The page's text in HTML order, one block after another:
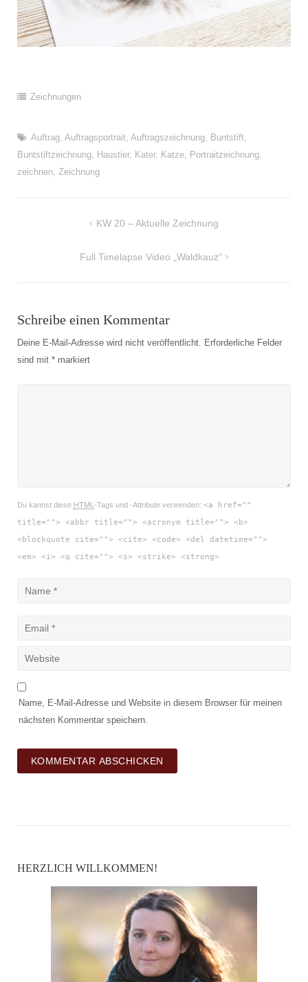
Zeichnungen
Auftrag, Auftragsportrait, Auftragszeichnung, Buntstift,
Buntstiftzeichnung, Haustier, Kater, Katze, Portraitzeichnung,
zeichnen, Zeichnung
BeitragsnavigationKW 20 – Aktuelle Zeichnung
Full Timelapse Video „Waldkauz“
Schreibe einen Kommentar
Deine E-Mail-Adresse wird nicht veröffentlicht. Erforderliche Felder
sind mit *markiert
Du kannst diese HTML -Tags und -Attribute verwenden: <a href=""
title=""> <abbr title=""> <acronym title=""> <b>
<blockquote cite=""> <cite> <code> <del datetime="">
<em> <i> <q cite=""> <s> <strike> <strong>
Name, E-Mail-Adresse und Website in diesem Browser für meinen
nächsten Kommentar speichern.
HERZLICH WILLKOMMEN!